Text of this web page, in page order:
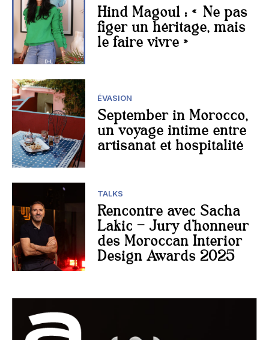
Hind Magoul : « Ne pas
figer un héritage, mais
le faire vivre »
ÉVASION
September in Morocco,
un voyage intime entre
artisanat et hospitalité
TALKS
Rencontre avec Sacha
Lakic – Jury d’honneur
des Moroccan Interior
Design Awards 2025